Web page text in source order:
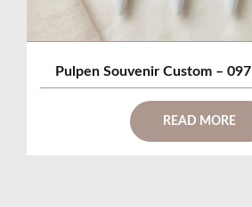
Pulpen Souvenir Custom –
READ MORE